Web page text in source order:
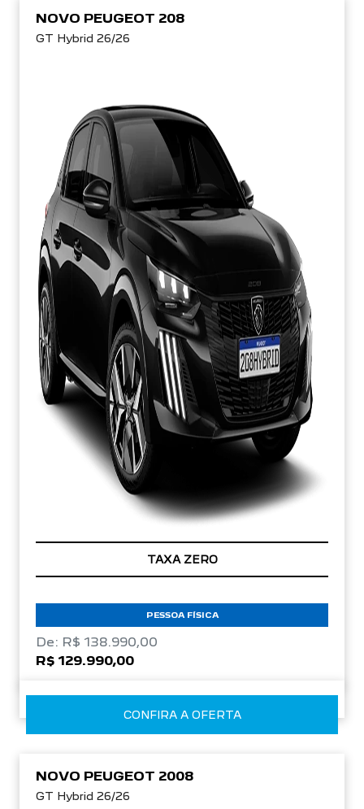
NOVO PEUGEOT 208
GT Hybrid 26/26
TAXA ZERO
PESSOA FÍSICA
De: R$ 138.990,00
R$ 129.990,00
CONFIRA A OFERTA
NOVO PEUGEOT 2008
GT Hybrid 26/26